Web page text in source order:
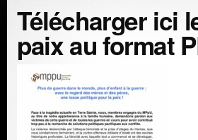
Télécharger ici
paix au format